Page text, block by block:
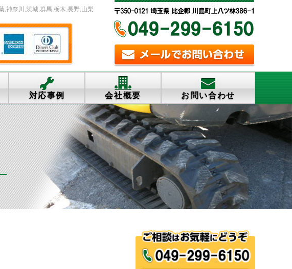
,神奈川,茨城,群馬,栃木,長野,山梨
対応事例 会社概要 お問い合わせ